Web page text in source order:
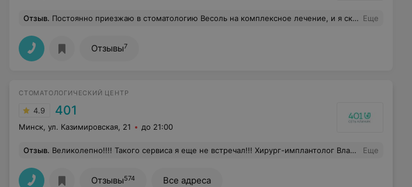
Отзыв. Постоянно приезжаю в стоматологию Весоль на комплексное лечение, и я скажу: одно удовольствие! Сервис, обслуживание, опытные врачи (а я уже прошёлся по всем: протезирование- ортопед, имплантация - хирург, каналы лечил под микроскопом у терапевта) и в шоке от того какая же сильная команда тут работает! как на подбор! Настоящие профессионалы своего дела! И самое важное помогли решить мою давнишнюю проблему! Очень рад что сделал выбор именно в пользу Весоль! Спасибо за всё! Руслан из Москвы Еще
Отзывы7
СТОМАТОЛОГИЧЕСКИЙ ЦЕНТР
4.9 401
Минск, ул. Казимировская, 21 до 21:00
Отзыв. Великолепно!!!! Такого сервиса я еще не встречал!!! Хирург-имплантолог Владимир Леонидович Шелег - это врач, про которых говорят:- Его Бог поцеловал в темечко!!! Человек, который сопереживает пациенту, относится к нему как к родному!!! Николай Николаевич Шнитко, врач-ортопед, интеллигентнейший, чуткий человек, который сопереживает пациенту, делает его лечение максимально комфортным!!! Так же не могу не сказать о ассистентках врачей, девушки профессионалы высочайшего уровня!!! Не могу не выделить врача рентгенолога Александра и девушек на рецепшене, в особенности, Каролину. Отдельная благодарность Фёдору Федоровичу Костюченко за организацию тура!!! Людей так много, что приняли непосредственное участие в моём лечении, что я не могу описать их всех, но всем им низкий поклон за помощь, что они мне оказали. У меня, действительно, началась новая жизнь!!! Еще
Отзывы574 Все адреса